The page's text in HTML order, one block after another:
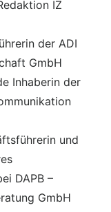
IZ
der ADI
GmbH
Inhaberin der
und
DAPB –
GmbH